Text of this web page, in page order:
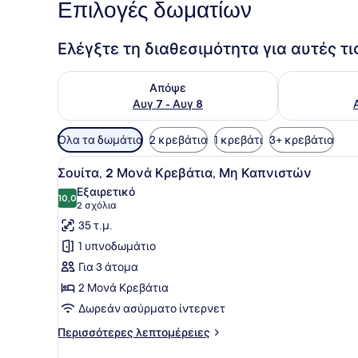
Επιλογές δωματίων
Ελέγξτε τη διαθεσιμότητα για αυτές
Απόψε
Αυγ 7 - Αυγ 8
Έλεγχος διαθεσιμότητας για απόψε Αυγ 7 - Αυγ 8
Έλεγχος
Διαθέσιμα
φίλτρα
για
τα
δωμάτια
Όλα τα δωμάτια 2 κρεβάτια 1 κρεβάτι 3+ κρεβάτια
Προβολή
όλων
των
φωτογραφιών
για
Σουίτα,
2
Μονά
Κρεβάτια,
Μη
Ένα δωμάτιο ξενοδοχείου
3
Σουίτα, 2 Μονά Κρεβάτια, Μη Καπνιστών
10,010,0 στα 10
Εξαιρετικό
2 σχόλια
(2
σχόλια)
35 τ.μ.
1 υπνοδωμάτιο
Για 3 άτομα
2 Μονά Κρεβάτια
Δωρεάν ασύρματο ίντερνετ
Περισσότερες λεπτομέρειες
Περισσότερες